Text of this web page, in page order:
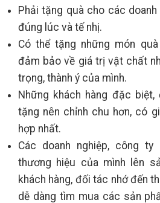
Phải tặng quà cho các
đúng lúc và tế nhị.
Có thể tặng những món
đảm bảo về giá trị vật chất
trọng, thành ý của mình.
Những khách hàng đặc
tặng nên chỉnh chu hơn, có
hợp nhất.
Các doanh nghiệp, công
thương hiệu của mình lên
khách hàng, đối tác nhớ đến
dễ dàng tìm mua các sản